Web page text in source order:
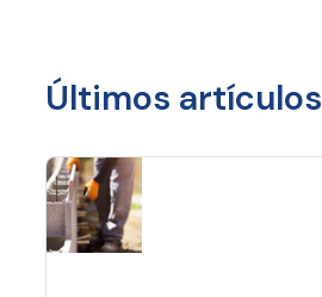
Últimos artículos